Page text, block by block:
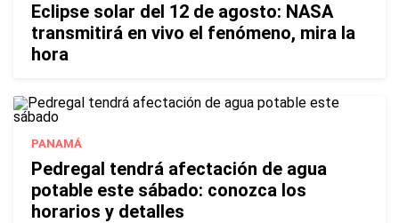
Eclipse solar del 12 de agosto: NASA
transmitirá en vivo el fenómeno, mira la
hora
PANAMÁ
Pedregal tendrá afectación de agua
potable este sábado: conozca los
horarios y detalles